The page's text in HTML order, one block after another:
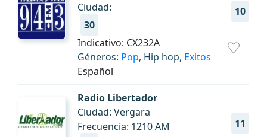
10
Ciudad:
30
Indicativo: CX232A
Géneros: Pop, Hip hop, Exitos
Español
Radio Libertador
11
Ciudad: Vergara
Frecuencia: 1210 AM